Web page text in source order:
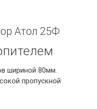
Атол 25Ф
шириной 80мм.
пропускной